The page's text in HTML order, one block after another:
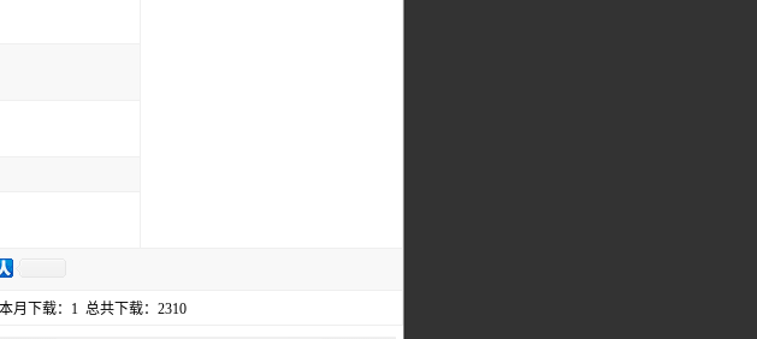
月下载：1 总共下载：2310